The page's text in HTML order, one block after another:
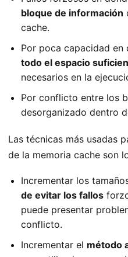
bloque de información
cache.
Por poca capacidad en
todo el espacio
necesarios en la
Por conflicto entre los
desorganizado dentro
Las técnicas más usadas
de la memoria cache son
Incrementar los
de evitar los fallos
puede presentar
conflicto.
Incrementar el método